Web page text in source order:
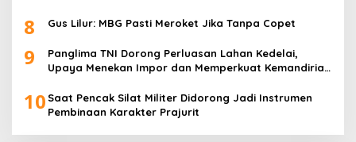
8 Gus Lilur: MBG Pasti Meroket Jika Tanpa Copet
9
Panglima TNI Dorong Perluasan Lahan Kedelai,
Upaya Menekan Impor dan Memperkuat Kemandirian
10 Saat Pencak Silat Militer Didorong Jadi Instrumen
Pembinaan Karakter Prajurit